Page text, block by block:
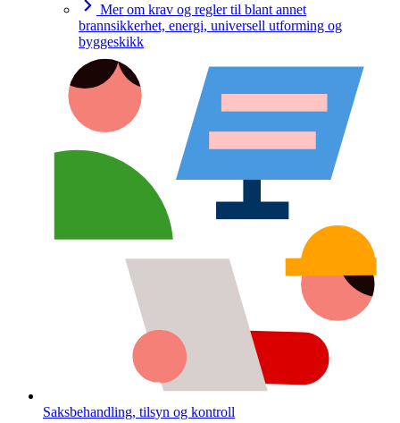
Mer om krav og regler til blant annet
brannsikkerhet, energi, universell utforming og
byggeskikk
Saksbehandling, tilsyn og kontroll